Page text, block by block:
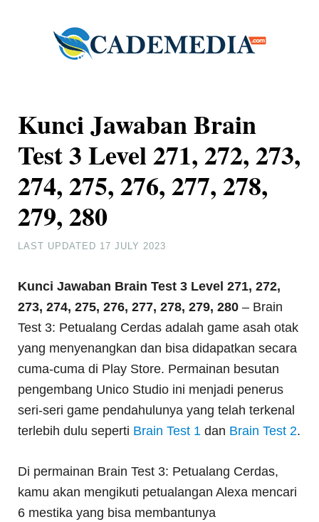
Kunci Jawaban Brain
Test 3 Level 271, 272, 273,
274, 275, 276, 277, 278,
279, 280
LAST UPDATED 17 JULY 2023
Kunci Jawaban Brain Test 3 Level 271, 272,
273, 274, 275, 276, 277, 278, 279, 280 – Brain
Test 3: Petualang Cerdas adalah game asah otak
yang menyenangkan dan bisa didapatkan secara
cuma-cuma di Play Store. Permainan besutan
pengembang Unico Studio ini menjadi penerus
seri-seri game pendahulunya yang telah terkenal
terlebih dulu seperti Brain Test 1 dan Brain Test 2.
Di permainan Brain Test 3: Petualang Cerdas,
kamu akan mengikuti petualangan Alexa mencari
6 mestika yang bisa membantunya